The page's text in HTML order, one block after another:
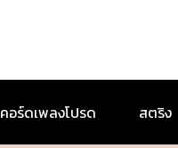
คอร์ดเพลงโปรด สตริง